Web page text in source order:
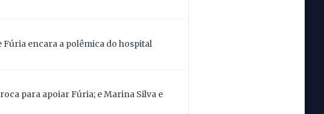
encara a polêmica do hospital
para apoiar Fúria; e Marina Silva e